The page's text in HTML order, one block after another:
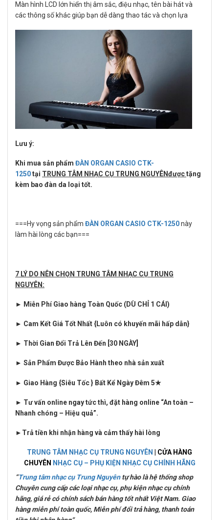
Màn hình LCD lớn hiển thị âm sắc, điệu nhạc, tên bài hát và
các thông số khác giúp bạn dễ dàng thao tác và chọn lựa
Lưu ý:
Khi mua sản phẩm ĐÀN ORGAN CASIO CTK-
1250tại TRUNG TÂM NHẠC CỤ TRUNG NGUYÊNđượctặng
kèm bao đàn da loại tốt.
===Hy vọng sản phẩm ĐÀN ORGAN CASIO CTK-1250này
làm hài lòng các bạn===
7 LÝ DO NÊN CHỌN TRUNG TÂM NHẠC CỤ TRUNG
NGUYÊN:
► Miễn Phí Giao hàng Toàn Quốc (DÙ CHỈ 1 CÁI)
► Cam Kết Giá Tốt Nhất {Luôn có khuyến mãi hấp dẫn}
► Thời Gian Đổi Trả Lên Đến [30 NGÀY]
► Sản Phẩm Được Bảo Hành theo nhà sản xuất
► Giao Hàng {Siêu Tốc } Bất Kể Ngày Đêm 5★
► Tư vấn online ngay tức thì, đặt hàng online “An toàn –
Nhanh chóng – Hiệu quả”.
► Trả tiền khi nhận hàng và cảm thấy hài lòng
TRUNG TÂM NHẠC CỤ TRUNG NGUYÊN
| CỬA HÀNG
CHUYÊN NHẠC CỤ – PHỤ KIỆN NHẠC CỤ CHÍNH HÃNG
“Trung tâm nhạc cụ Trung Nguyêntự hào là hệ thống shop
Chuyên cung cấp các loại nhạc cụ, phụ kiện nhạc cụ chính
hãng, giá rẻ có chính sách bán hàng tốt nhất Việt Nam. Giao
hàng miễn phí toàn quốc, Miễn phí đổi trả hàng, thanh toán